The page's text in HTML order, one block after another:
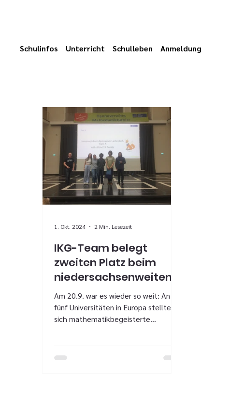
Schulinfos Unterricht Schulleben Anmeldung
IKG-Team belegt
zweiten Platz beim
niedersachsenweiten
Mathematikturnier an
der Leibniz- Universität
Hannover
Am 20.9. war es wieder so weit: An
fünf Universitäten in Europa stellten
sich mathematikbegeisterte
1. Okt. 2024 2 Min. Lesezeit